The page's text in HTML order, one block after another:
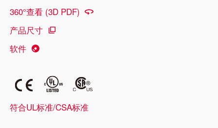
360°查看 (3D PDF)
产品尺寸
软件
符合UL标准/CSA标准